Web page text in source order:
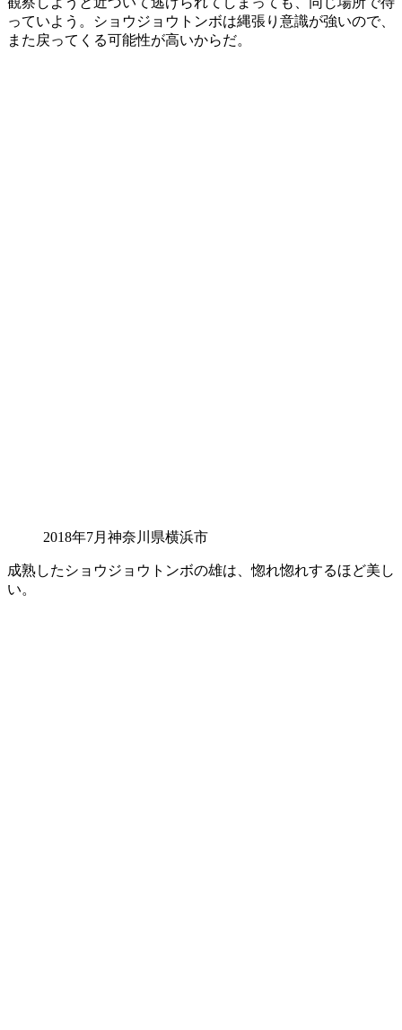
っていよう。ショウジョウトンボは縄張り意識が強いので、
また戻ってくる可能性が高いからだ。
2018年7月神奈川県横浜市
成熟したショウジョウトンボの雄は、惚れ惚れするほど美し
い。